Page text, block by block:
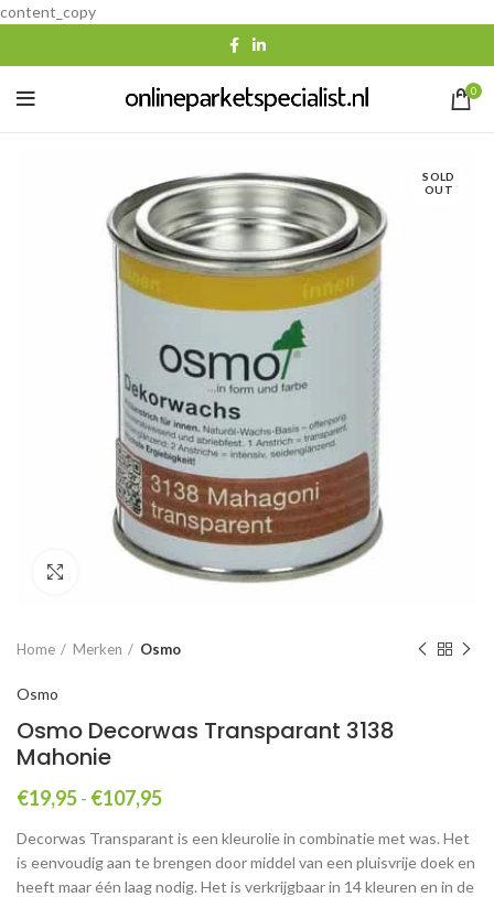
content_copy
0
SOLD
OUT
Click to enlarge
Home Merken Osmo
Osmo
Osmo Decorwas Transparant 3138
Mahonie
€19,95- €107,95Prijsklasse:
tot
€107,95
Decorwas Transparant is een kleurolie in combinatie met was. Het
is eenvoudig aan te brengen door middel van een pluisvrije doek en
heeft maar één laag nodig. Het is verkrijgbaar in 14 kleuren en in de